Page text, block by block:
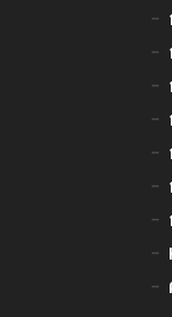
-
-
-
-
-
-
-
-
-